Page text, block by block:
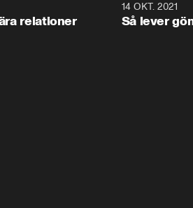
relationer
14 OKT. 2021
Så lever